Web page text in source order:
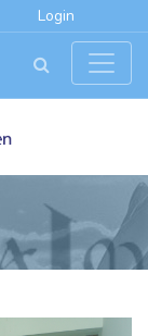
Login